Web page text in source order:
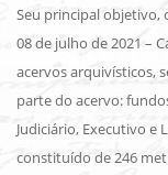
Seu principal objetivo,
08 de julho de 2021 –
acervos arquivísticos,
parte do acervo:
Judiciário, Executivo e
constituído de 246